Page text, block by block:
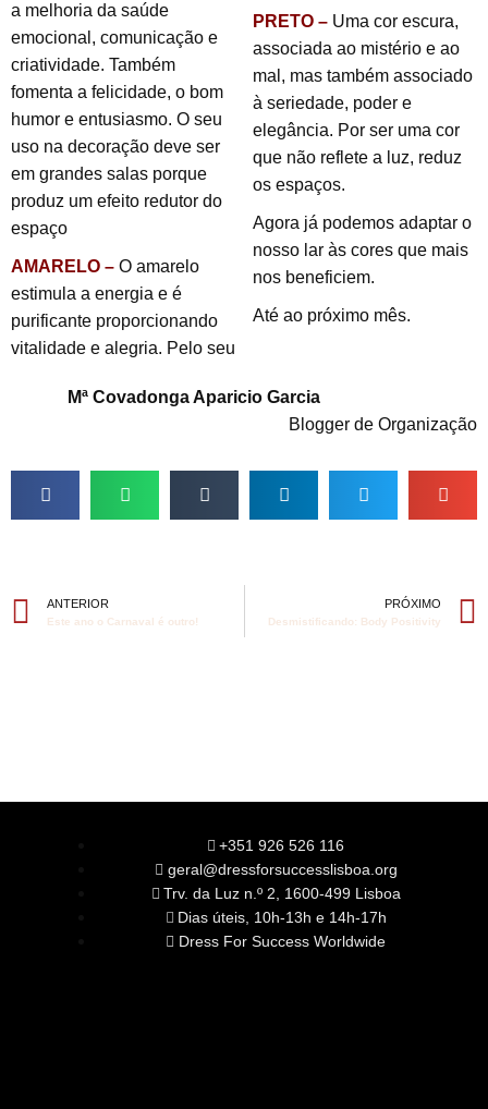
a melhoria da saúde
emocional, comunicação e
criatividade. Também
fomenta a felicidade, o bom
humor e entusiasmo. O seu
uso na decoração deve ser
em grandes salas porque
produz um efeito redutor do
espaço
AMARELO – O amarelo
estimula a energia e é
purificante proporcionando
vitalidade e alegria. Pelo seu
PRETO – Uma cor escura,
associada ao mistério e ao
mal, mas também associado
à seriedade, poder e
elegância. Por ser uma cor
que não reflete a luz, reduz
os espaços.
Agora já podemos adaptar o
nosso lar às cores que mais
nos beneficiem.
Até ao próximo mês.
Mª Covadonga Aparicio Garcia
Blogger de Organização
ANTERIOR
Este ano o Carnaval é outro!
PRÓXIMO
Desmistificando: Body Positivity
+351 926 526 116
geral@dressforsuccesslisboa.org
Trv. da Luz n.º 2, 1600-499 Lisboa
Dias úteis, 10h-13h e 14h-17h
Dress For Success Worldwide